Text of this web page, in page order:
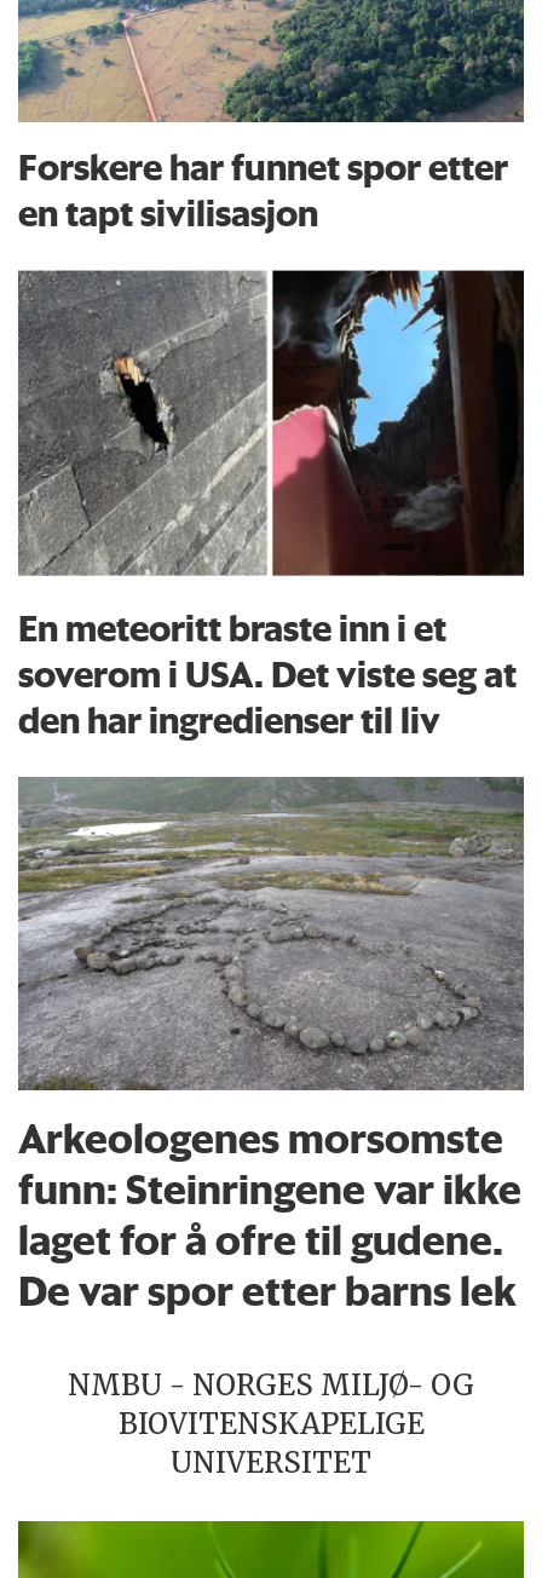
Forskere har funnet spor etter
en tapt sivilisasjon
En meteoritt braste inn i et
soverom i USA. Det viste seg at
den har ingredienser til liv
Arkeologenes morsomste
funn: Steinringene var ikke
laget for å ofre til gudene.
De var spor etter barns lek
NMBU - NORGES MILJØ- OG
BIOVITENSKAPELIGE
UNIVERSITET